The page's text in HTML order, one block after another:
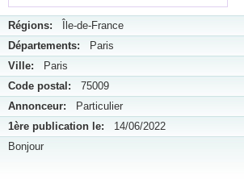
Régions: Île-de-France
Départements: Paris
Ville: Paris
Code postal: 75009
Annonceur: Particulier
1ère publication le: 14/06/2022
Bonjour